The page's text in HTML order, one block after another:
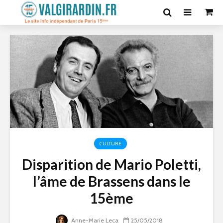
CULTURE
Disparition de Mario Poletti,
l’âme de Brassens dans le
15ème
Anne-Marie Leca 25/05/2018